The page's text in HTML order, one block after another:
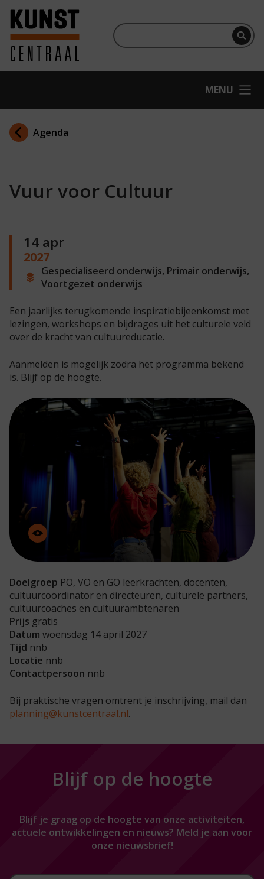
Ga naar hoofdinhoud
Terug naar homepage
OPEN
MENU
Agenda
Vuur voor Cultuur
14 apr
2027
Gespecialiseerd onderwijs, Primair onderwijs,
Voortgezet onderwijs
Een jaarlijks terugkomende inspiratiebijeenkomst met
lezingen, workshops en bijdrages uit het culturele veld
over de kracht van cultuureducatie.
Aanmelden is mogelijk zodra het programma bekend
is. Blijf op de hoogte.
Doelgroep PO, VO en GO leerkrachten, docenten,
cultuurcoördinator en directeuren, culturele partners,
cultuurcoaches en cultuurambtenaren
Prijs gratis
Datum woensdag 14 april 2027
Tijd nnb
Locatie nnb
Contactpersoon nnb
Bij praktische vragen omtrent je inschrijving, mail dan
planning@kunstcentraal.nl.
Blijf op de hoogte
Blijf je graag op de hoogte van onze activiteiten,
actuele ontwikkelingen en nieuws? Meld je aan voor
onze nieuwsbrief!